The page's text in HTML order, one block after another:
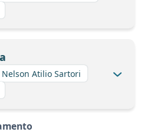
Nelson Atilio Sartori